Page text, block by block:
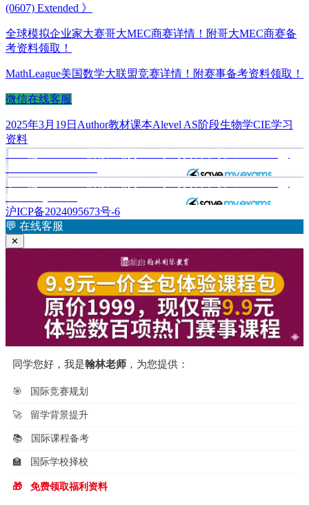
(0607) Extended 》
全球模拟企业家大赛哥大MEC商赛详情！附哥大MEC商赛备
考资料领取！
MathLeague美国数学大联盟竞赛详情！附赛事备考资料领取！
微信在线客服
发
布
于
2025年3月19日 作
Author分
教材课本标
Alevel AS阶段生物学CIE学习
资料
文
章
导
航
上
文
CIE Cell Structure》
下一篇
下
文
章：
CIE Enzymes》
沪ICP备2024095673号-6
💬 在线客服
✕
同学您好，我是翰林老师 ，为您提供：
🎯 国际竞赛规划
🚀 留学背景提升
📚 国际课程备考
🏫 国际学校择校
🎁 免费领取福利资料